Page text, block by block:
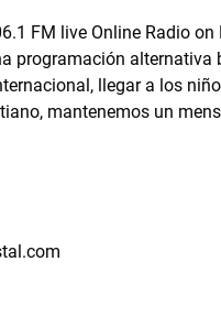
FM live Online Radio
programación
llegar a los
mantenemos un